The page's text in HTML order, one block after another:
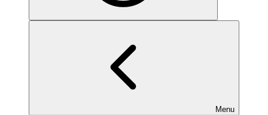
Menu